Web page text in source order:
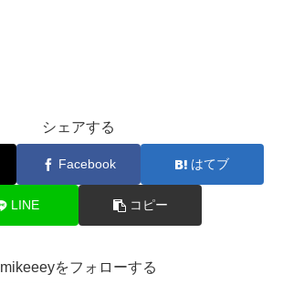
シェアする
Facebook はてブ
LINE コピー
mikeeeyをフォローする